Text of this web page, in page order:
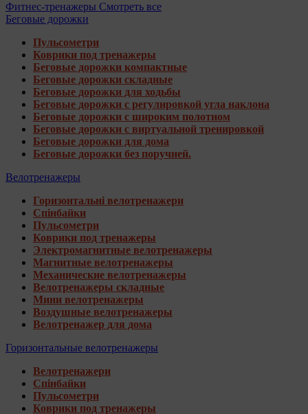
Фитнес-тренажеры Смотреть все
Беговые дорожки
Пульсометри
Коврики под тренажеры
Беговые дорожки компактные
Беговые дорожки складные
Беговые дорожки для ходьбы
Беговые дорожки с регулировкой угла наклона
Беговые дорожки с широким полотном
Беговые дорожки с виртуальной тренировкой
Беговые дорожки для дома
Беговые дорожки без поручней.
Велотренажеры
Горизонтальні велотренажери
Спінбайки
Пульсометри
Коврики под тренажеры
Электромагнитные велотренажеры
Магнитные велотренажеры
Механические велотренажеры
Велотренажеры складные
Мини велотренажеры
Воздушные велотренажеры
Велотренажер для дома
Горизонтальные велотренажеры
Велотренажери
Спінбайки
Пульсометри
Коврики под тренажеры